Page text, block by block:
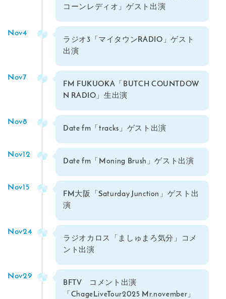
コーンレディオ」ゲスト出演
ラジオ3「マイタウンRADIO」ゲスト
出演
Nov4
FM FUKUOKA「BUTCH COUNTDOW
N RADIO」生出演
Nov7
Date fm「tracks」ゲスト出演
Nov8
Date fm「Moning Brush」ゲスト出演
Nov12
FM大阪「Saturday Junction」ゲスト出
演
Nov15
ラジオカロス「ましゅまろ気分」コメ
ント出演
Nov24
BFTV コメント出演
「ChageLiveTour2025 Mr.november」
Nov29